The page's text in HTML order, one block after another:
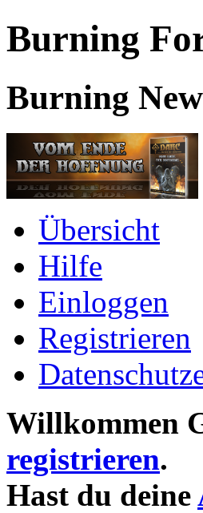
Burning
Burning
Übersicht
Hilfe
Einloggen
Registrieren
Willkommen
registrieren.
Hast du deine